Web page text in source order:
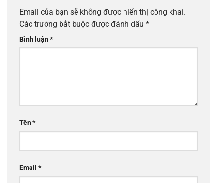
Email của bạn sẽ không được hiển thị công khai.
Các trường bắt buộc được đánh dấu *
Bình luận*
Tên*
Email *